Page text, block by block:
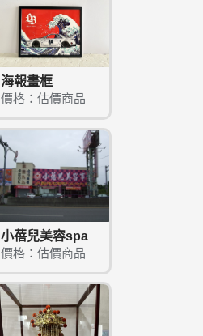
海報畫框
價格：估價商品
小蓓兒美容spa
價格：估價商品